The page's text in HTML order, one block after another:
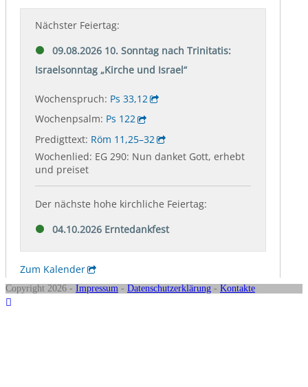
Copyright 2026 - Impressum - Datenschutzerklärung - Kontakte